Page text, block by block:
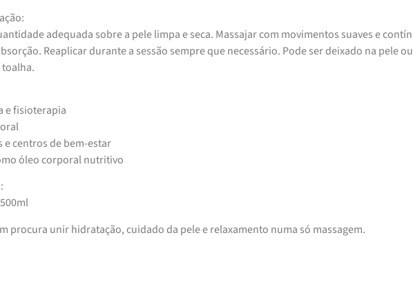
adequada sobre a pele limpa e seca. Massajar com movimentos suaves e
Reaplicar durante a sessão sempre que necessário. Pode ser deixado na pele ou
e fisioterapia
e centros de bem-estar
óleo corporal nutritivo
procura unir hidratação, cuidado da pele e relaxamento numa só massagem.